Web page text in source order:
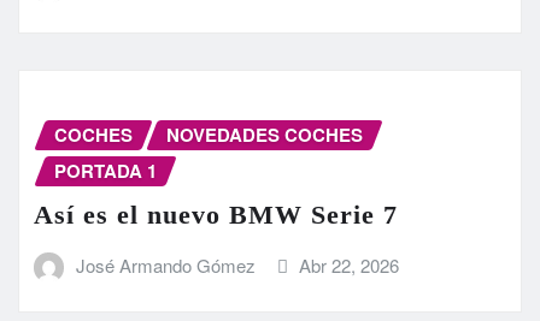
COCHES
NOVEDADES COCHES
PORTADA 1
Así es el nuevo BMW Serie 7
José Armando Gómez Abr 22, 2026